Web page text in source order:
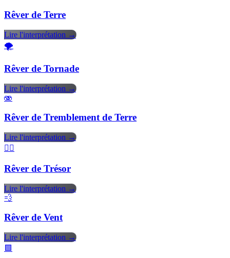
Rêver de Terre
Lire l'interprétation →
🌪️
Rêver de Tornade
Lire l'interprétation →
🫨
Rêver de Tremblement de Terre
Lire l'interprétation →
🏴‍☠️
Rêver de Trésor
Lire l'interprétation →
💨
Rêver de Vent
Lire l'interprétation →
🟩